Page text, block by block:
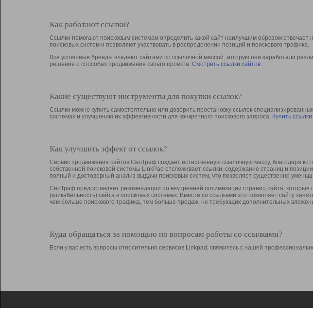
Как работают ссылки?
Ссылки помогают поисковым системам определить какой сайт наилучшим образом
поисковых систем и позволяют участвовать в раcпределении позиций и поискового трафика.
Все успешные бренды владеют сайтами со ссылочной массой, которую они заработали
решение о способах продвижения своего проекта. Смотреть ссылки сайтов
Какие существуют инструменты для покупки ссылок?
Ссылки можно купить самостоятельно или доверить простановку ссылок
системах и улучшению их эффективности для конкретного поискового запроса. Купить
Как улучшить эффект от ссылок?
Сервис продвижения сайтов СеоТраф создает естественную ссылочную массу, благодаря
собственной поисковой системы LinkPad отслеживает ссылки, содержание страниц и
полный и достоверный анализ выдачи поисковых систем, что позволяет существенно
СеоТраф предоставляет рекомендации по внутренней оптимизации страниц сайта, которые
(кликабельность) сайта в поисковых системах. Вместе со ссылками это позволяет сайту
чем больше поискового трафика, тем больше продаж, не требующих дополнительных
Куда обращаться за помощью по вопросам работы со ссылками?
Если у вас есть вопросы относительно сервисов Linkpad, свяжитесь с нашей